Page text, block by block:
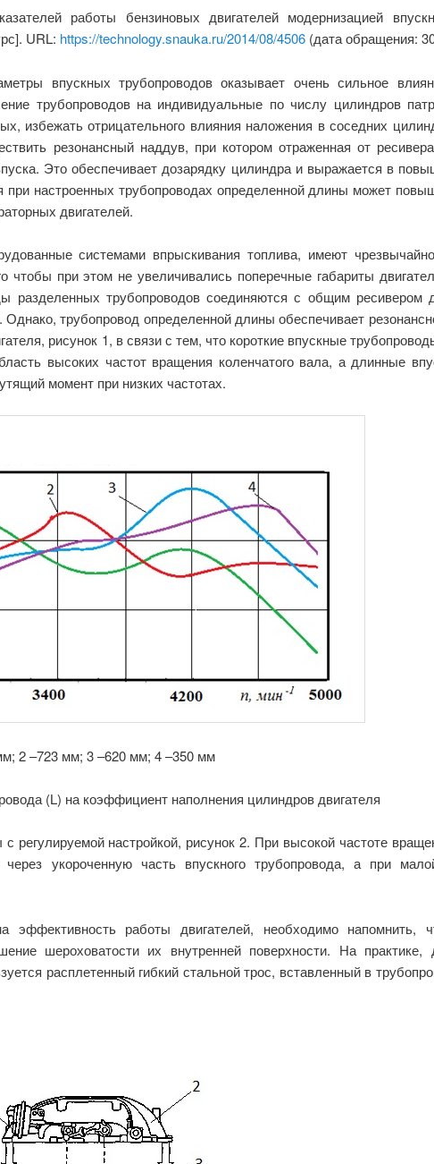
работы бензиновых двигателей модернизацией
URL: https://technology.snauka.ru/2014/08/4506(дата обращения:
впускных трубопроводов оказывает очень сильное
трубопроводов на индивидуальные по числу цилиндров
избежать отрицательного влияния наложения в соседних
резонансный наддув, при котором отраженная от
Это обеспечивает дозарядку цилиндра и выражается в
настроенных трубопроводах определенной длины может
двигателей.
системами впрыс­кивания топлива, имеют
при этом не увеличивались поперечные габариты
разделенных трубопроводов соединяются с общим ресивером
трубопровод определенной длины обеспечивает
рисунок 1, в связи с тем, что короткие впускные
высоких частот вращения коленчатого вала, а длинные
момент при низких частотах.
2 –723 мм; 3 –620 мм; 4 –350 мм
(L) на коэффициент наполнения цилиндров двигателя
на­стройкой, рисунок 2. При высокой частоте
укороченную часть впускного трубопровода, а при
эффективность работы двигателей, необходимо напомнить,
шероховатости их внутренней поверхности. На практике,
расплетенный гибкий стальной трос, вставленный в